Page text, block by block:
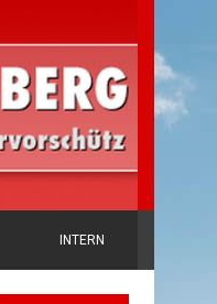
INTERN